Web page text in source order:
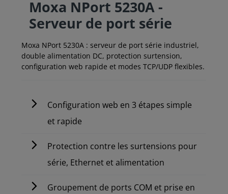
Moxa NPort 5230A -
Serveur de port série
Moxa NPort 5230A : serveur de port série industriel,
double alimentation DC, protection surtension,
configuration web rapide et modes TCP/UDP flexibles.
Configuration web en 3 étapes simple
et rapide
Protection contre les surtensions pour
série, Ethernet et alimentation
Groupement de ports COM et prise en